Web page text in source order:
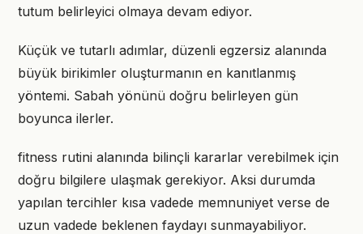
tutum belirleyici olmaya devam ediyor.
Küçük ve tutarlı adımlar, düzenli egzersiz alanında
büyük birikimler oluşturmanın en kanıtlanmış
yöntemi. Sabah yönünü doğru belirleyen gün
boyunca ilerler.
fitness rutini alanında bilinçli kararlar verebilmek için
doğru bilgilere ulaşmak gerekiyor. Aksi durumda
yapılan tercihler kısa vadede memnuniyet verse de
uzun vadede beklenen faydayı sunmayabiliyor.